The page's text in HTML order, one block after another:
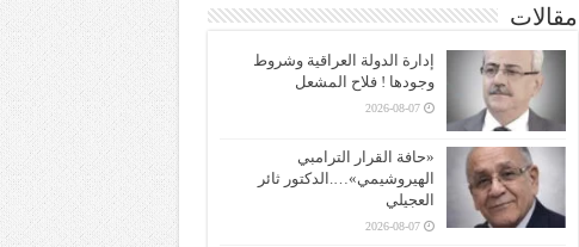
مقالات
إدارة الدولة العراقية وشروط
وجودها ! فلاح المشعل
2026-08-07
«حافة القرار الترامبي
الهيروشيمي»….الدكتور ثائر
العجيلي
2026-08-07